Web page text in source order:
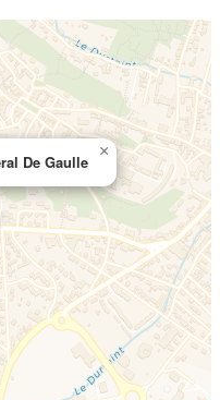
De Gaulle
×